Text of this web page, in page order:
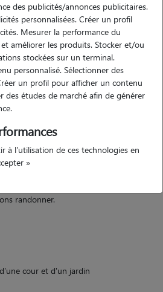
la soixantaine retraité, nous sommes
et sommes prêts à donner notre
votre absence. nous aimons la
général.
des animaux (1 chien et 1 chat qui a vécu
la garde des chiens (1 staffi et 1 berger
randonner.
cour et d'un jardin
des publicités/annonces publicitaires.
personnalisées. Créer un profil
Mesurer la performance du
améliorer les produits. Stocker et/ou
stockées sur un terminal.
personnalisé. Sélectionner des
un profil pour afficher un contenu
des études de marché afin de générer
à l'utilisation de ces technologies en
»